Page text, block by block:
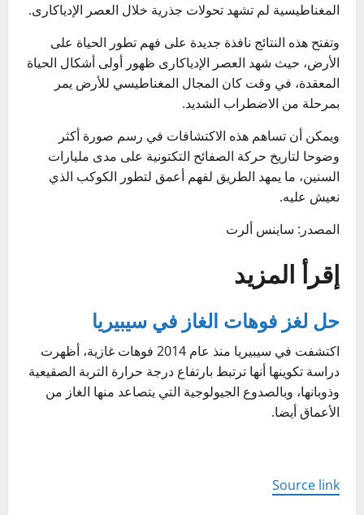
المغناطيسية لم تشهد تحولات جذرية خلال العصر الإدياكارى.
وتفتح هذه النتائج نافذة جديدة على فهم تطور الحياة على
الأرض، حيث شهد العصر الإدياكارى ظهور أولى أشكال الحياة
المعقدة، في وقت كان المجال المغناطيسي للأرض يمر
بمرحلة من الاضطراب الشديد.
ويمكن أن تساهم هذه الاكتشافات في رسم صورة أكثر
وضوحا لتاريخ حركة الصفائح التكتونية على مدى مليارات
السنين، ما يمهد الطريق لفهم أعمق لتطور الكوكب الذي
نعيش عليه.
المصدر: ساينس ألرت
إقرأ المزيد
حل لغز فوهات الغاز في سيبيريا
اكتشفت في سيبيريا منذ عام 2014 فوهات غازية، أظهرت
دراسة تكوينها أنها ترتبط بارتفاع درجة حرارة التربة الصقيعية
وذوبانها، وبالصدوع الجيولوجية التي يتصاعد منها الغاز من
الأعماق أيضا.
Source link